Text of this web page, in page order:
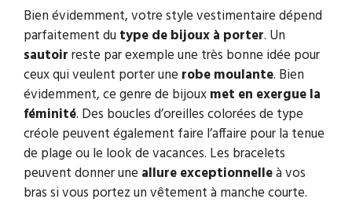
Bien évidemment, votre style vestimentaire dépend
parfaitement du type de bijoux à porter. Un
sautoirreste par exemple une très bonne idée pour
ceux qui veulent porter une robe moulante. Bien
évidemment, ce genre de bijouxmet en exergue la
féminité. Des boucles d’oreilles colorées de type
créole peuvent également faire l’affaire pour la tenue
de plage ou le look de vacances. Les bracelets
peuvent donner une allure exceptionnelleà vos
bras si vous portez un vêtement à manche courte.